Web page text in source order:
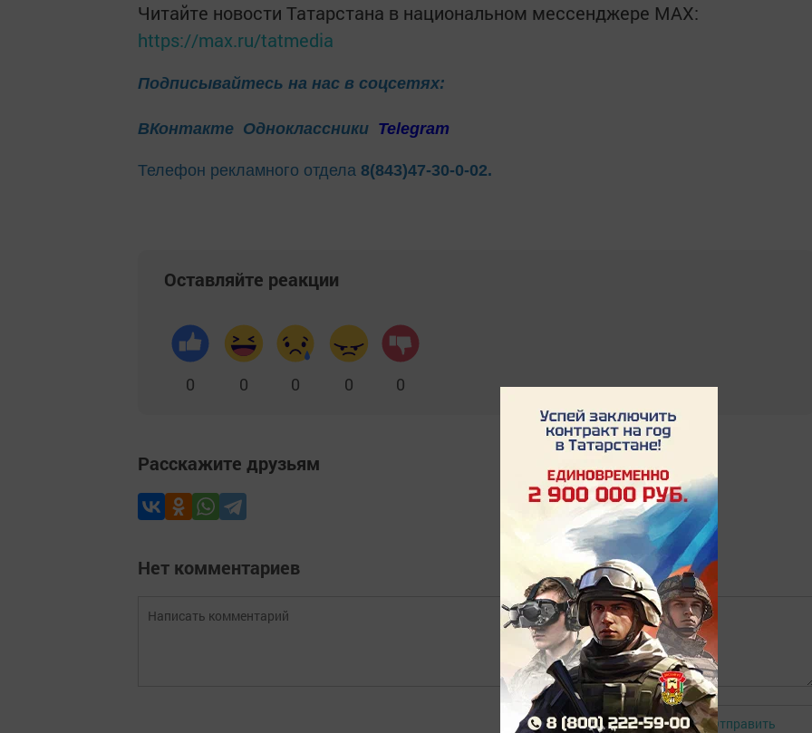
Читайте новости Татарстана в национальном мессенджере MАХ:
https://max.ru/tatmedia
Подписывайтесь на нас в соцсетях:
ВКонтакте Одноклассники Telegram
Телефон рекламного отдела 8(843)47-30-0-02.
Оставляйте реакции
0 0 0 0 0
Расскажите друзьям
Нет комментариев
Авторизоваться Отправить